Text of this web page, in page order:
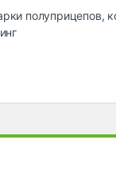
полуприцепов,